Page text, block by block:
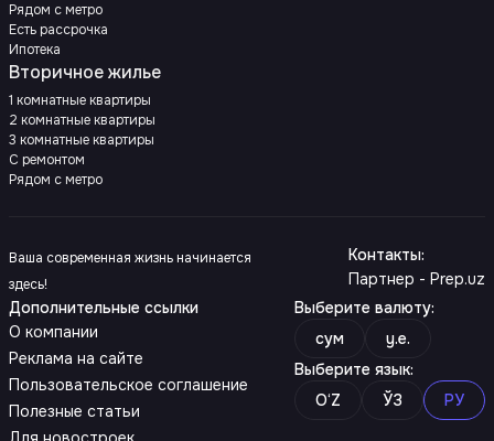
Рядом с метро
Есть рассрочка
Ипотека
Вторичное жилье
1 комнатные квартиры
2 комнатные квартиры
3 комнатные квартиры
С ремонтом
Рядом с метро
Ваша современная жизнь начинается
здесь!
Контакты:
Партнер - Prep.uz
Дополнительные ссылки
О компании
Реклама на сайте
Пользовательское соглашение
Полезные статьи
Выберите валюту:
сум
y.e.
Выберите язык:
O‘Z
ЎЗ РУ